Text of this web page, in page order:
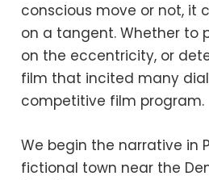
conscious move or not, it
on a tangent. Whether to
on the eccentricity, or
film that incited many
competitive film program.
We begin the narrative in
fictional town near the